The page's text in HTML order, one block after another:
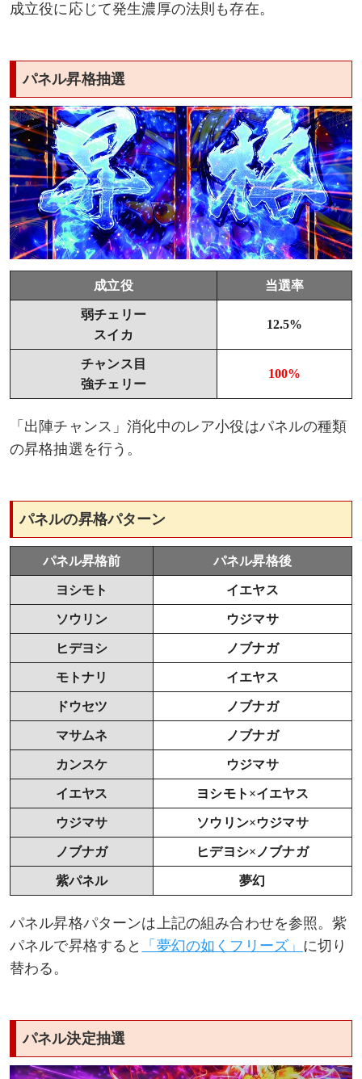
成立役に応じて発生濃厚の法則も存在。
パネル昇格抽選
成立役 当選率
弱チェリー
スイカ
12.5%
チャンス目
強チェリー
100%
「出陣チャンス」消化中のレア小役はパネルの種類
の昇格抽選を行う。
パネルの昇格パターン
パネル昇格前 パネル昇格後
ヨシモト イエヤス
ソウリン ウジマサ
ヒデヨシ ノブナガ
モトナリ イエヤス
ドウセツ ノブナガ
マサムネ ノブナガ
カンスケ ウジマサ
イエヤス ヨシモト×イエヤス
ウジマサ ソウリン×ウジマサ
ノブナガ ヒデヨシ×ノブナガ
紫パネル 夢幻
パネル昇格パターンは上記の組み合わせを参照。紫
パネルで昇格すると
「夢幻の如くフリーズ」 に切り
替わる。
パネル決定抽選